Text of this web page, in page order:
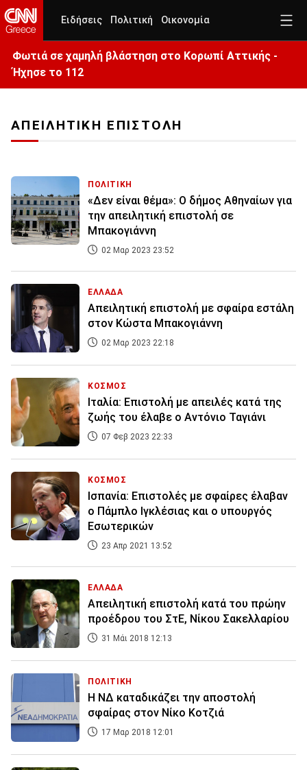
Ειδήσεις Πολιτική Οικονομία
Φωτιά σε χαμηλή βλάστηση στο Κορωπί Αττικής -
Ήχησε το 112
ΑΠΕΙΛΗΤΙΚΗ ΕΠΙΣΤΟΛΗ
ΠΟΛΙΤΙΚΗ
«Δεν είναι θέμα»: Ο δήμος Αθηναίων για
την απειλητική επιστολή σε
Μπακογιάννη
02 Μαρ 2023 23:52
ΕΛΛΑΔΑ
Απειλητική επιστολή με σφαίρα εστάλη
στον Κώστα Μπακογιάννη
02 Μαρ 2023 22:18
ΚΟΣΜΟΣ
Ιταλία: Eπιστολή με απειλές κατά της
ζωής του έλαβε ο Αντόνιο Ταγιάνι
07 Φεβ 2023 22:33
ΚΟΣΜΟΣ
Ισπανία: Eπιστολές με σφαίρες έλαβαν
ο Πάμπλο Ιγκλέσιας και ο υπουργός
Εσωτερικών
23 Απρ 2021 13:52
ΕΛΛΑΔΑ
Απειλητική επιστολή κατά του πρώην
προέδρου του ΣτΕ, Νίκου Σακελλαρίου
31 Μάι 2018 12:13
ΠΟΛΙΤΙΚΗ
Η ΝΔ καταδικάζει την αποστολή
σφαίρας στον Νίκο Κοτζιά
17 Μαρ 2018 12:01